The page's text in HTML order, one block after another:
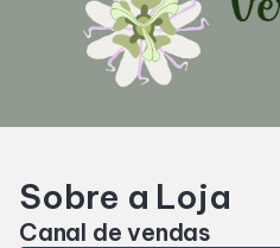
Entretenimento
Fique por dentro
Sobre a Loja
Canal de vendas